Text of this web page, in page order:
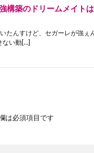
構築のドリームメイト
たんすけど、セガーレが強ぇ
ない動[…]
は必須項目です